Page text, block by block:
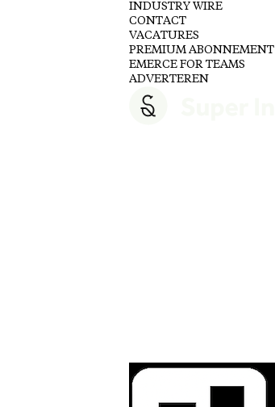
INDUSTRY WIRE
CONTACT
VACATURES
PREMIUM ABONNEMENT
EMERCE FOR TEAMS
ADVERTEREN